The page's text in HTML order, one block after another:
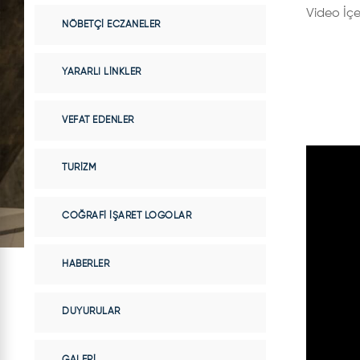
Video
NÖBETÇI ECZANELER
YARARLI LINKLER
VEFAT EDENLER
TURIZM
COĞRAFI İŞARET LOGOLAR
HABERLER
DUYURULAR